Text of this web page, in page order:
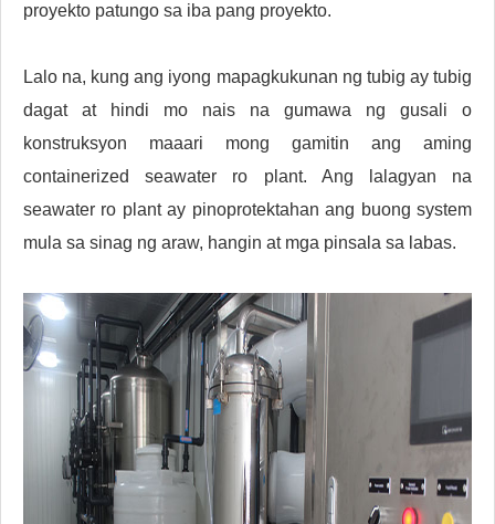
proyekto patungo sa iba pang proyekto.
Lalo na, kung ang iyong mapagkukunan ng tubig ay tubig
dagat at hindi mo nais na gumawa ng gusali o
konstruksyon maaari mong gamitin ang aming
containerized seawater ro plant. Ang lalagyan na
seawater ro plant ay pinoprotektahan ang buong system
mula sa sinag ng araw, hangin at mga pinsala sa labas.